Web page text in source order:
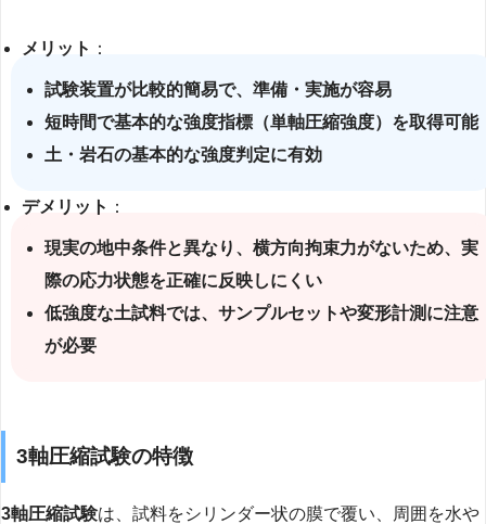
メリット ：
試験装置が比較的簡易で、準備・実施が容易
短時間で基本的な強度指標（単軸圧縮強度）を取得可能
土・岩石の基本的な強度判定に有効
デメリット ：
現実の地中条件と異なり、横方向拘束力がないため、実
際の応力状態を正確に反映しにくい
低強度な土試料では、サンプルセットや変形計測に注意
が必要
3軸圧縮試験の特徴
3軸圧縮試験は、試料をシリンダー状の膜で覆い、周囲を水や